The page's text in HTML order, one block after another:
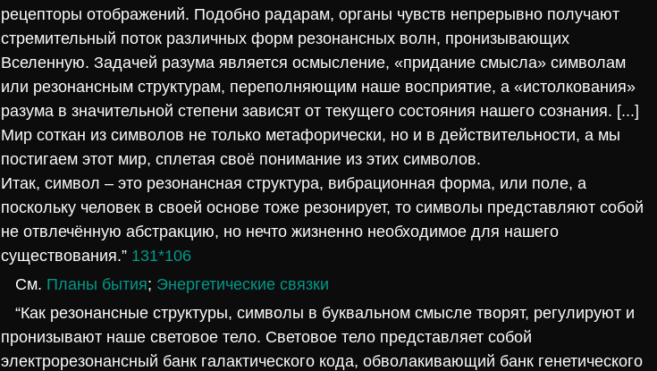
рецепторы отображений. Подобно радарам, органы чувств непрерывно получают
стремительный поток различных форм резонансных волн, пронизывающих
Вселенную. Задачей разума является осмысление, «придание смысла» символам
или резонансным структурам, переполняющим наше восприятие, а «истолкования»
разума в значительной степени зависят от текущего состояния нашего сознания. [...]
Мир соткан из символов не только метафорически, но и в действительности, а мы
постигаем этот мир, сплетая своё понимание из этих символов.
Итак, символ – это резонансная структура, вибрационная форма, или поле, а
поскольку человек в своей основе тоже резонирует, то символы представляют собой
не отвлечённую абстракцию, но нечто жизненно необходимое для нашего
существования.” 131*106
См. Планы бытия; Энергетические связки
“Как резонансные структуры, символы в буквальном смысле творят, регулируют и
пронизывают наше световое тело. Световое тело представляет собой
электрорезонансный банк галактического кода, обволакивающий банк генетического